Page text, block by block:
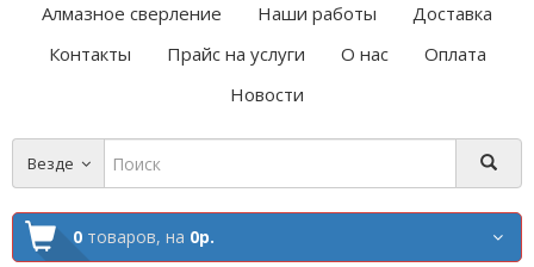
Алмазное сверление Наши работы
Доставка
Контакты
Прайс на услуги О нас
Оплата
Новости
Везде
0 товаров, на 0р.